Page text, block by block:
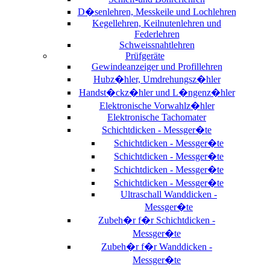
D�senlehren, Messkeile und Lochlehren
Kegellehren, Keilnutenlehren und
Federlehren
Schweissnahtlehren
Prüfgeräte
Gewindeanzeiger und Profillehren
Hubz�hler, Umdrehungsz�hler
Handst�ckz�hler und L�ngenz�hler
Elektronische Vorwahlz�hler
Elektronische Tachomater
Schichtdicken - Messger�te
Schichtdicken - Messger�te
Schichtdicken - Messger�te
Schichtdicken - Messger�te
Schichtdicken - Messger�te
Ultraschall Wanddicken -
Messger�te
Zubeh�r f�r Schichtdicken -
Messger�te
Zubeh�r f�r Wanddicken -
Messger�te